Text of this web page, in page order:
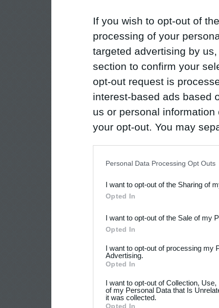
If you wish to opt-out of
processing of your
targeted advertising by
section to confirm your
opt-out request is
interest-based ads based
us or personal
your opt-out. You may
Downstream Participants
third parties.
Personal Data Processing Opt Outs
I want to opt-out of the Sharing of
Opted In
I want to opt-out of the Sale of my
Opted In
I want to opt-out of processing my
Advertising.
Opted In
I want to opt-out of Collection,
of my Personal Data that Is
it was collected.
Opted In